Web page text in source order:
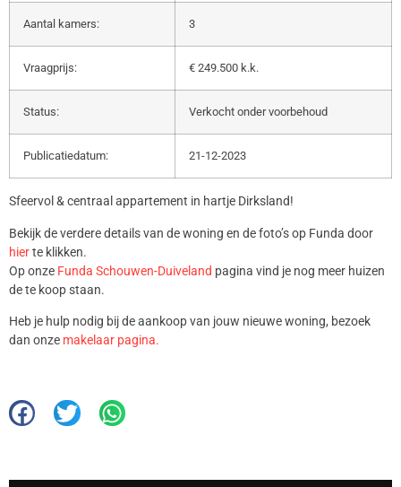
Aantal kamers: 3
Vraagprijs: € 249.500 k.k.
Status: Verkocht onder voorbehoud
Publicatiedatum: 21-12-2023
Sfeervol & centraal appartement in hartje Dirksland!
Bekijk de verdere details van de woning en de foto’s op Funda door
hierte klikken.
Op onze Funda Schouwen-Duiveland pagina vind je nog meer huizen
de te koop staan.
Heb je hulp nodig bij de aankoop van jouw nieuwe woning, bezoek
dan onze makelaar pagina.